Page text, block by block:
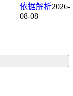
依据解析2026-
08-08